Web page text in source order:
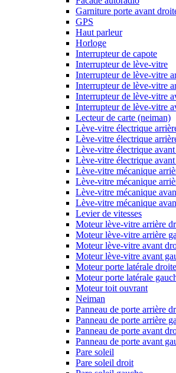
Garniture porte avant
GPS
Haut parleur
Horloge
Interrupteur de capote
Interrupteur de lève-vitre
Interrupteur de lève-vitre
Interrupteur de lève-vitre
Interrupteur de lève-vitre
Interrupteur de lève-vitre
Lecteur de carte (neiman)
Lève-vitre électrique
Lève-vitre électrique
Lève-vitre électrique
Lève-vitre électrique
Lève-vitre mécanique
Lève-vitre mécanique
Lève-vitre mécanique
Lève-vitre mécanique
Levier de vitesses
Moteur lève-vitre arrière
Moteur lève-vitre arrière
Moteur lève-vitre avant
Moteur lève-vitre avant
Moteur porte latérale droite
Moteur porte latérale
Moteur toit ouvrant
Neiman
Panneau de porte arrière
Panneau de porte arrière
Panneau de porte avant
Panneau de porte avant
Pare soleil
Pare soleil droit